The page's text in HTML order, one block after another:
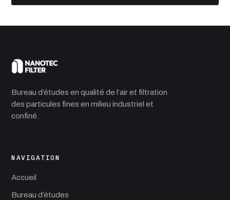
Bureau d’études en qualité de l’air et filtration
des particules fines en milieu industriel et
confiné.
NAVIGATION
Accueil
Bureau d’études